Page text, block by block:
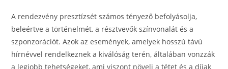
A rendezvény presztízsét számos tényező befolyásolja,
beleértve a történelmét, a résztvevők színvonalát és a
szponzorációt. Azok az események, amelyek hosszú távú
hírnévvel rendelkeznek a kiválóság terén, általában vonzzák
a legjobb tehetségeket, ami viszont növeli a tétet és a díjak